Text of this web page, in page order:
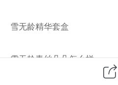
雪无龄精华套盒
雪无龄青丝朵朵怎么样